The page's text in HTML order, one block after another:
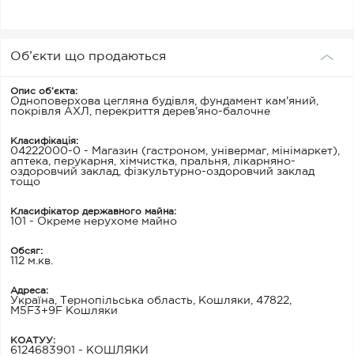
Об’єкти що продаються
Опис об’єкта:
Одноповерхова цегляна будівля, фундамент кам'яний,
покрівля АХЛ, перекриття дерев'яно-балочне
Класифікація:
04222000-0 - Магазин (гастроном, універмаг, мінімаркет),
аптека, перукарня, хімчистка, пральня, лікарняно-
оздоровчий заклад, фізкультурно-оздоровчий заклад
тощо
Класифікатор державного майна:
101 - Окреме нерухоме майно
Обсяг:
112 м.кв.
Адреса:
Україна, Тернопільська область, Кошляки, 47822,
M5F3+9F Кошляки
КОАТУУ:
6124683901 - КОШЛЯКИ